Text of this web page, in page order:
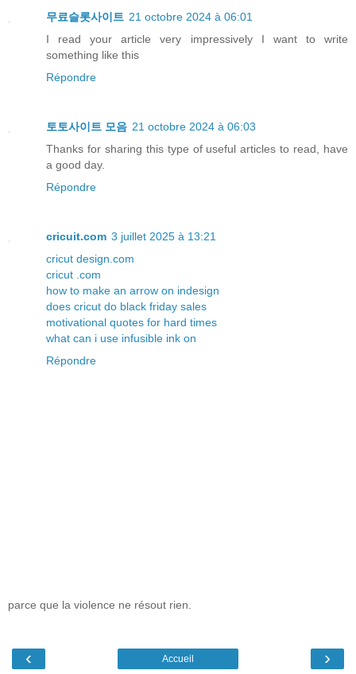
무료슬롯사이트 21 octobre 2024 à 06:01
I read your article very impressively I want to write
something like this
Répondre
토토사이트 모음 21 octobre 2024 à 06:03
Thanks for sharing this type of useful articles to read, have
a good day.
Répondre
cricuit.com 3 juillet 2025 à 13:21
cricut design.com
cricut .com
how to make an arrow on indesign
does cricut do black friday sales
motivational quotes for hard times
what can i use infusible ink on
Répondre
parce que la violence ne résout rien.
‹ ›
Accueil